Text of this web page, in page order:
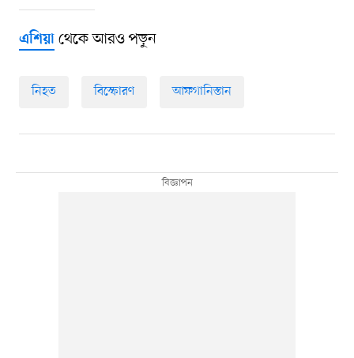
এশিয়াথেকে আরও পড়ুন
নিহত বিস্ফোরণ আফগানিস্তান